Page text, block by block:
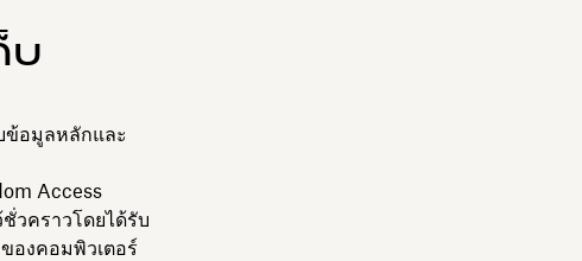
บ
ข้อมูลหลักและ
Access
วคราวโดยได้รับ
องคอมพิวเตอร์